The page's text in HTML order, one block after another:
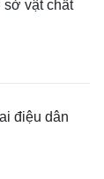
sở vật chất
điệu dân